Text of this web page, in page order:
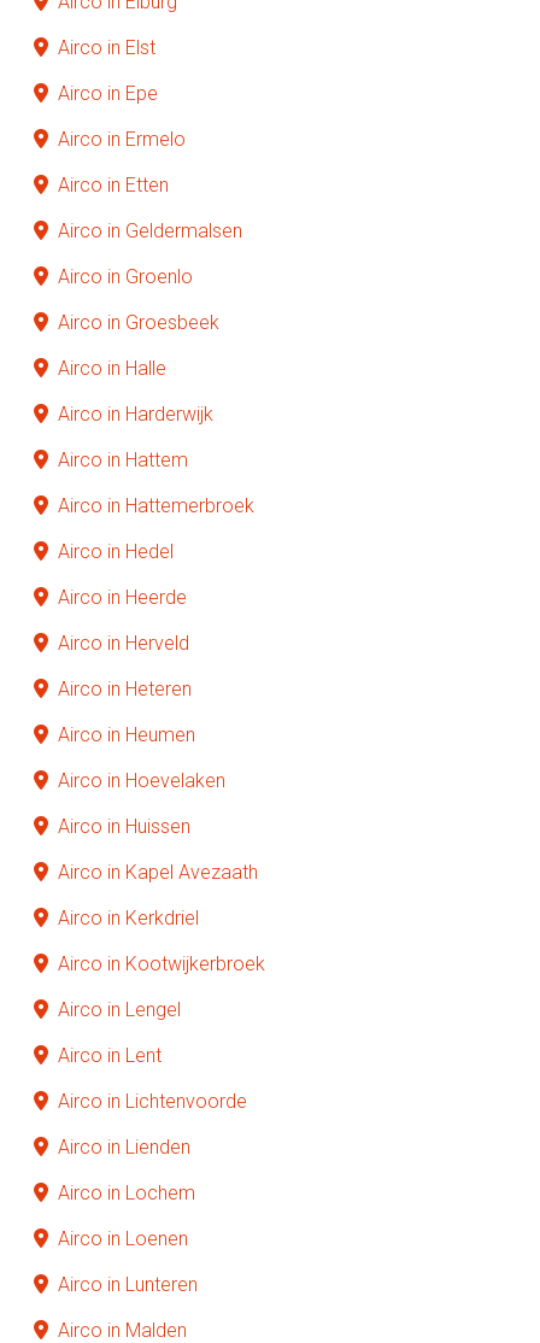
Airco in Elst
Airco in Epe
Airco in Ermelo
Airco in Etten
Airco in Geldermalsen
Airco in Groenlo
Airco in Groesbeek
Airco in Halle
Airco in Harderwijk
Airco in Hattem
Airco in Hattemerbroek
Airco in Hedel
Airco in Heerde
Airco in Herveld
Airco in Heteren
Airco in Heumen
Airco in Hoevelaken
Airco in Huissen
Airco in Kapel Avezaath
Airco in Kerkdriel
Airco in Kootwijkerbroek
Airco in Lengel
Airco in Lent
Airco in Lichtenvoorde
Airco in Lienden
Airco in Lochem
Airco in Loenen
Airco in Lunteren
Airco in Malden